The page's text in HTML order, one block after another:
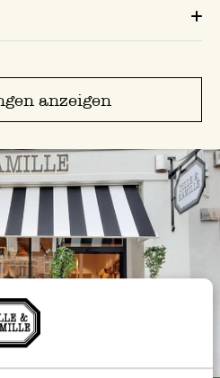
anzeigen